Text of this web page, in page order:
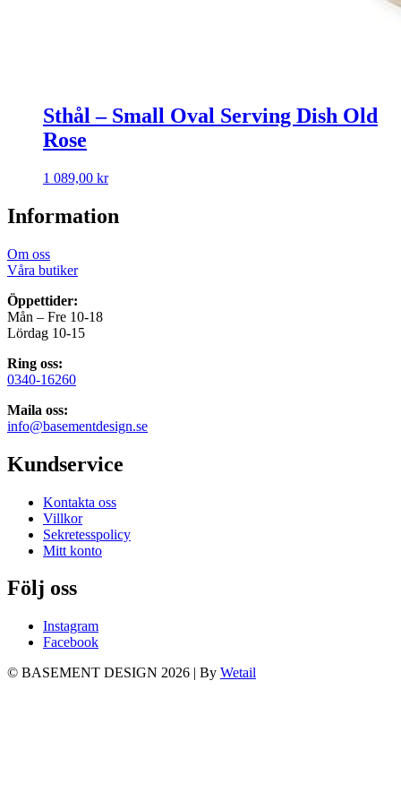
Sthål – Small Oval Serving Dish Old
Rose
1 089,00 kr
Information
Om oss
Våra butiker
Öppettider:
Mån – Fre 10-18
Lördag 10-15
Ring oss:
0340-16260
Maila oss:
info@basementdesign.se
Kundservice
Kontakta oss
Villkor
Sekretesspolicy
Mitt konto
Följ oss
Instagram
Facebook
© BASEMENT DESIGN 2026 | By Wetail